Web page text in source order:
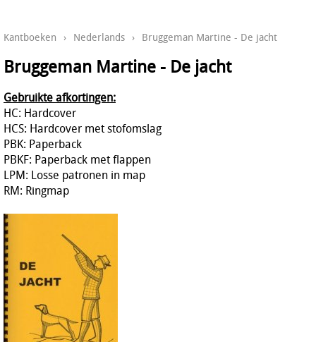
Kantboeken › Nederlands › Bruggeman Martine - De jacht
Bruggeman Martine - De jacht
Gebruikte afkortingen:
HC: Hardcover
HCS: Hardcover met stofomslag
PBK: Paperback
PBKF: Paperback met flappen
LPM: Losse patronen in map
RM: Ringmap